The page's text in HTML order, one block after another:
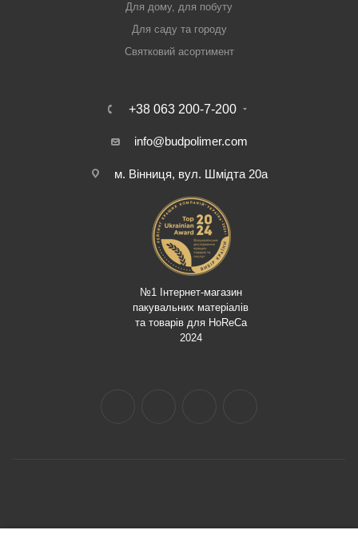
Для дому, для побуту
Для саду та городу
Святковий асортимент
+38 063 200-7-200
info@budpolimer.com
м. Вінниця, вул. Шмідта 20а
№1 Інтернет-магазин
пакувальних матеріалів
та товарів для HoReCa
2024